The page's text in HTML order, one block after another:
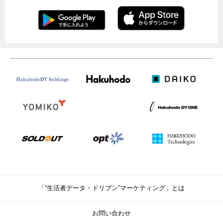
「“生活者データ・ドリブン”マーケティング」とは
お問い合わせ